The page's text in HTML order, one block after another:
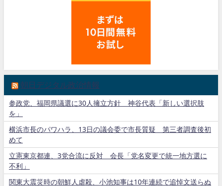
朝日デジタル政治情報
参政党、福岡県議選に30人擁立方針 神谷代表「新しい選択肢
を」
横浜市長のパワハラ、13日の議会委で市長質疑 第三者調査後初
めて
立憲東京都連、3党合流に反対 会長「党名変更で統一地方選に
不利」
関東大震災時の朝鮮人虐殺、小池知事は10年連続で追悼文送らぬ